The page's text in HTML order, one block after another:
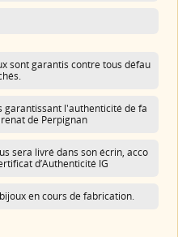
sont garantis contre tous défau
garantissant l'authenticité de fa
de Perpignan
sera livré dans son écrin, acco
d’Authenticité IG
en cours de fabrication.